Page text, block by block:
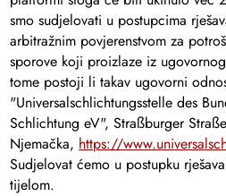
smo sudjelovati u postupcima
arbitražnim povjerenstvom za
sporove koji proizlaze iz
tome postoji li takav ugovorni
"Universalschlichtungsstelle des
Schlichtung eV", Straßburger
Njemačka, https://
Sudjelovat ćemo u postupku
tijelom.